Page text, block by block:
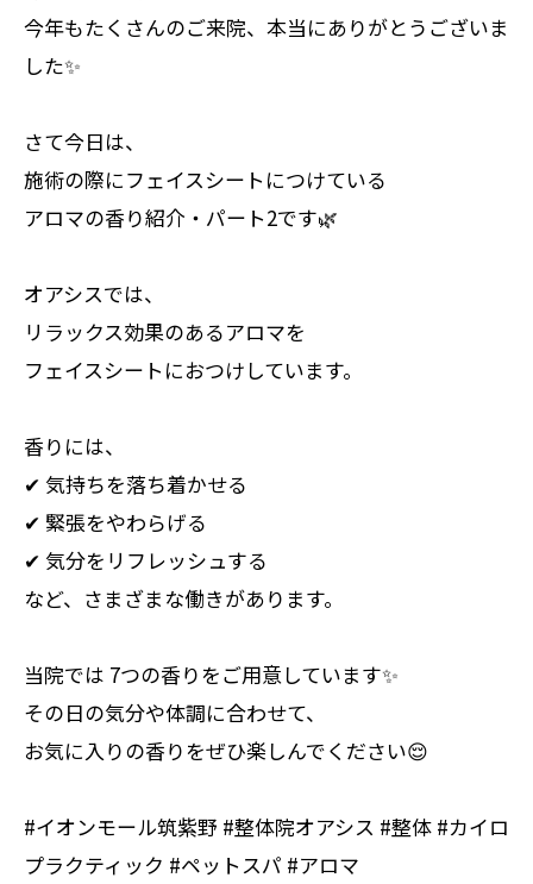
今年もたくさんのご来院、本当にありがとうございま
した✨
さて今日は、
施術の際にフェイスシートにつけている
アロマの香り紹介・パート2です🌿
オアシスでは、
リラックス効果のあるアロマを
フェイスシートにおつけしています。
香りには、
✔ 気持ちを落ち着かせる
✔ 緊張をやわらげる
✔ 気分をリフレッシュする
など、さまざまな働きがあります。
当院では 7つの香りをご用意しています✨
その日の気分や体調に合わせて、
お気に入りの香りをぜひ楽しんでください😌
#イオンモール筑紫野 #整体院オアシス #整体 #カイロ
プラクティック #ペットスパ #アロマ